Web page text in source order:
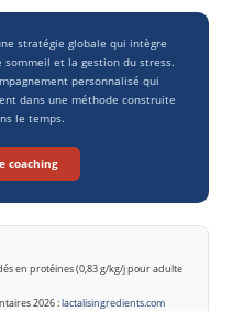
stratégie globale qui intègre
et la gestion du stress.
personnalisé qui
dans une méthode construite
le temps.
coaching
en protéines (0,83 g/kg/j pour adulte
2026 :lactalisingredients.com